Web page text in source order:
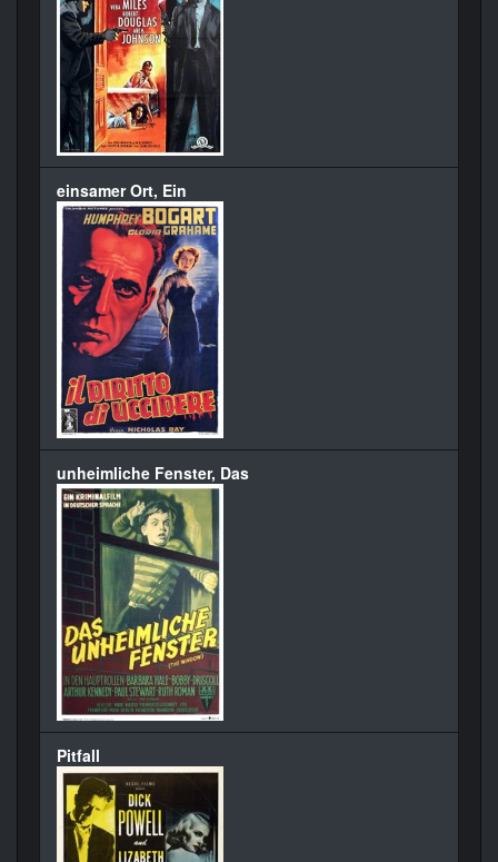
einsamer Ort, Ein
unheimliche Fenster, Das
Pitfall